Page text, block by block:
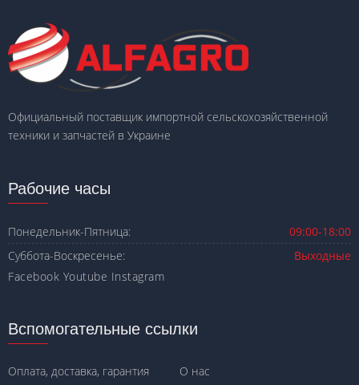
Официальный поставщик импортной сельскохозяйственной
техники и запчастей в Украине
Рабочие часы
Понедельник-Пятница:
09:00-18:00
Суббота-Воскресенье:
Выходные
Facebook Youtube Instagram
Вспомогательные ссылки
Оплата, доставка, гарантия О нас